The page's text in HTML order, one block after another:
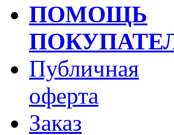
ПОМОЩЬ
Публичная
оферта
Заказ